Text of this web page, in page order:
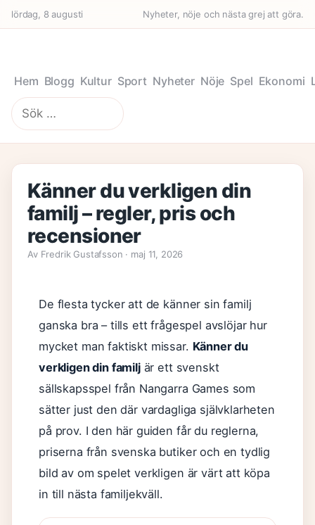
lördag, 8 augusti Nyheter, nöje och nästa grej att göra.
Hem Blogg Kultur Sport Nyheter Nöje Spel Ekonomi
Sök
efter:
Känner du verkligen din
familj – regler, pris och
recensioner
Av Fredrik Gustafsson · maj 11, 2026
De flesta tycker att de känner sin familj
ganska bra – tills ett frågespel avslöjar hur
mycket man faktiskt missar. Känner du
verkligen din familjär ett svenskt
sällskapsspel från Nangarra Games som
sätter just den där vardagliga självklarheten
på prov. I den här guiden får du reglerna,
priserna från svenska butiker och en tydlig
bild av om spelet verkligen är värt att köpa
in till nästa familjekväll.